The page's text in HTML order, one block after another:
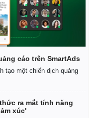
cáo trên SmartAds
tạo một chiến dịch quảng
ra mắt tính năng
xúc'